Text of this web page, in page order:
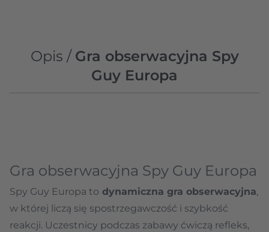
Opis / Gra obserwacyjna Spy
Guy Europa
Gra obserwacyjna Spy Guy Europa
Spy Guy Europa to dynamiczna gra obserwacyjna,
w której liczą się spostrzegawczość i szybkość
reakcji. Uczestnicy podczas zabawy ćwiczą refleks,